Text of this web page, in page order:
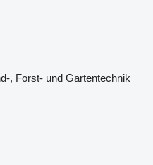
, Forst- und Gartentechnik